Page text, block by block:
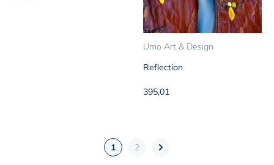
Umo Art & Design
Reflection
Aanbiedingsprijs
395,01
1 2